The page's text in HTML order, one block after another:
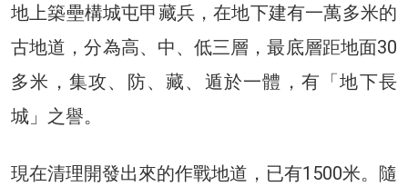
地上築壘構城屯甲藏兵，在地下建有一萬多米的
古地道，分為高、中、低三層，最底層距地面30
多米，集攻、防、藏、遁於一體，有「地下長
城」之譽。
現在清理開發出來的作戰地道，已有1500米。隨